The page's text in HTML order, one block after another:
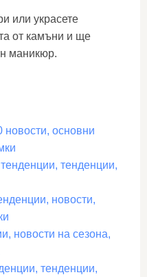
или украсете
от камъни и ще
маникюр.
новости, основни
тенденции,
новости,
новости на сезона,
тенденции,